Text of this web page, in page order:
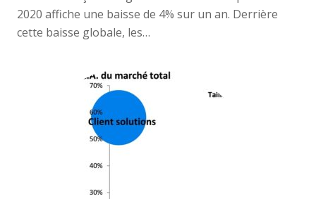
2020 affiche une baisse de 4% sur un an. Derrière
cette baisse globale, les…